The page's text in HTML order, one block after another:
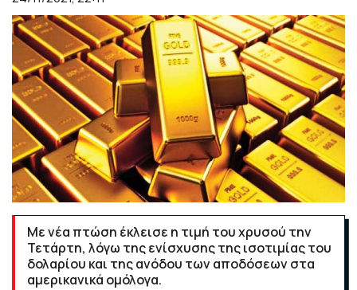
Με νέα πτώση έκλεισε η τιμή του χρυσού την
Τετάρτη, λόγω της ενίσχυσης της ισοτιμίας του
δολαρίου και της ανόδου των αποδόσεων στα
αμερικανικά ομόλογα.